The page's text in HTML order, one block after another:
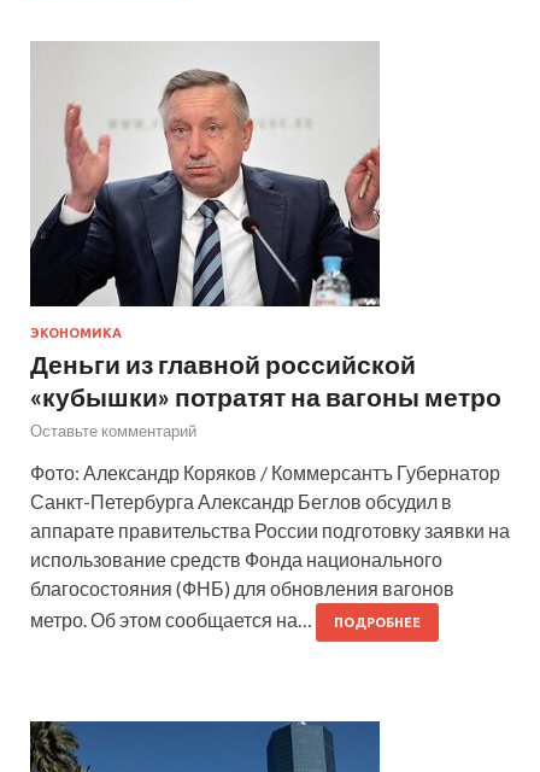
ЭКОНОМИКА
Деньги из главной российской
«кубышки» потратят на вагоны метро
Оставьте комментарий
Фото: Александр Коряков / Коммерсантъ Губернатор
Санкт-Петербурга Александр Беглов обсудил в
аппарате правительства России подготовку заявки на
использование средств Фонда национального
благосостояния (ФНБ) для обновления вагонов
метро. Об этом сообщается на…
ПОДРОБНЕЕ